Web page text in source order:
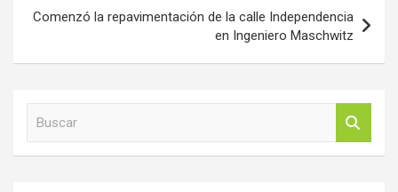
Comenzó la repavimentación de la calle Independencia
en Ingeniero Maschwitz